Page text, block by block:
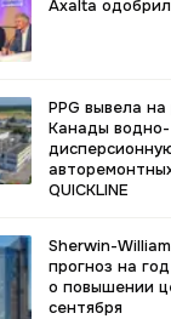
Axalta
PPG вывела
Канады водно-
QUICKLINE
Sherwin-
прогноз на
о повышении
сентября